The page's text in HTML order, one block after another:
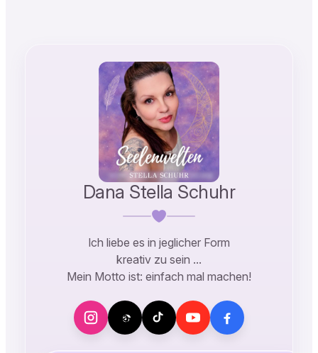
Dana Stella Schuhr
Ich liebe es in jeglicher Form
kreativ zu sein …
Mein Motto ist: einfach mal machen!